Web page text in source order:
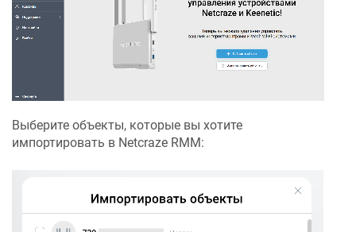
Выберите объекты, которые вы хотите
импортировать в Netcraze RMM: